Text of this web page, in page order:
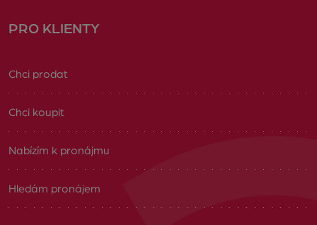
PRO KLIENTY
Chci prodat
Chci koupit
Nabízím k pronájmu
Hledám pronájem